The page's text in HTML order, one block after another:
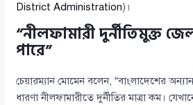
District Administration)।
“নীলফামারী দুর্নীতিমুক্ত
পারে”
চেয়ারম্যান মোমেন বলেন, “বাংলাদেশের
ধারণা নীলফামারীতে দুর্নীতির মাত্রা কম।